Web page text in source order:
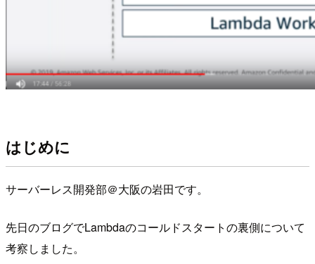
はじめに
サーバーレス開発部＠大阪の岩田です。
先日のブログでLambdaのコールドスタートの裏側について
考察しました。